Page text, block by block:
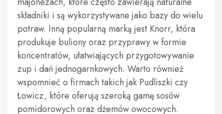
składniki i są wykorzystywane jako bazy do wielu
potraw. Inną popularną marką jest Knorr, która
produkuje buliony oraz przyprawy w formie
koncentratów, ułatwiających przygotowywanie
zup i dań jednogarnkowych. Warto również
wspomnieć o firmach takich jak Pudliszki czy
Łowicz, które oferują szeroką gamę sosów
pomidorowych oraz dżemów owocowych.